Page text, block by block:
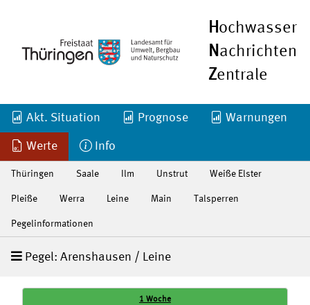
Hochwasser
Nachrichten
Zentrale
Akt. Situation Prognose Warnungen
Werte Info
Thüringen Saale Ilm Unstrut Weiße Elster
Pleiße Werra Leine Main Talsperren
Pegelinformationen
Pegel: Arenshausen / Leine
1 Woche